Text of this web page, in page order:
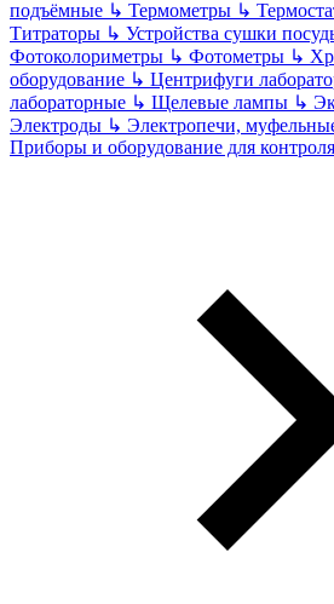
подъёмные ↳ Термометры ↳
Титраторы ↳ Устройства сушки
Фотоколориметры ↳ Фотометры ↳
оборудование ↳ Центрифуги
лабораторные ↳ Щелевые лампы ↳
Электроды ↳ Электропечи,
Приборы и оборудование для контроля